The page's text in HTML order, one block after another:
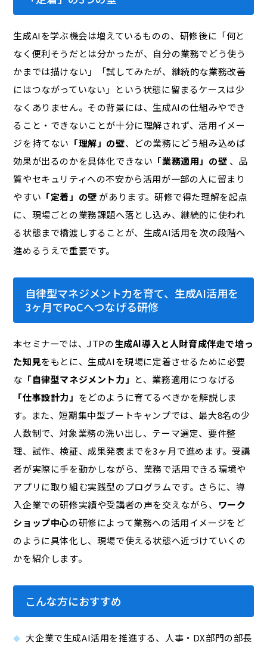
生成AIを学ぶ機会は増えているものの、研修後に「何と
なく便利そうだとは分かったが、自分の業務でどう使う
かまでは描けない」「試してみたが、継続的な業務改善
にはつながっていない」という状態に留まるケースは少
なくありません。その背景には、生成AIの仕組みやでき
ること・できないことが十分に理解されず、活用イメー
ジを持てない 「理解」の壁、どの業務にどう組み込めば
効果が出るのかを具体化できない 「業務適用」の壁 、品
質やセキュリティへの不安から活用が一部の人に留まり
やすい 「定着」の壁 があります。研修で得た理解を起点
に、現場ごとの業務課題へ落とし込み、継続的に使われ
る状態まで橋渡しすることが、生成AI活用を次の段階へ
進めるうえで重要です。
自律型マネジメント力を育て、生成AI活用を
3ヶ月でPoCへつなげる研修
本セミナーでは、JTPの生成AI導入と人財育成伴走で培っ
た知見をもとに、生成AIを現場に定着させるために必要
な 「自律型マネジメント力」 と、業務適用につなげる
「仕事設計力」 をどのように育てるべきかを解説しま
す。また、短期集中型ブートキャンプでは、最大8名の少
人数制で、対象業務の洗い出し、テーマ選定、要件整
理、試作、検証、成果発表までを3ヶ月で進めます。受講
者が実際に手を動かしながら、業務で活用できる環境や
アプリに取り組む実践型のプログラムです。さらに、導
入企業での研修実績や受講者の声を交えながら、 ワーク
ショップ中心の研修によって業務への活用イメージをど
のように具体化し、現場で使える状態へ近づけていくの
かを紹介します。
こんな方におすすめ
大企業で生成AI活用を推進する、人事・DX部門の部長